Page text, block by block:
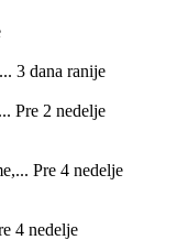
3 dana ranije
Pre 2 nedelje
Pre 4 nedelje
4 nedelje